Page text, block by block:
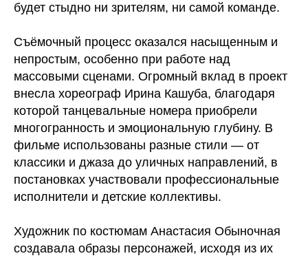
будет стыдно ни зрителям, ни самой команде.
Съёмочный процесс оказался насыщенным и
непростым, особенно при работе над
массовыми сценами. Огромный вклад в проект
внесла хореограф Ирина Кашуба, благодаря
которой танцевальные номера приобрели
многогранность и эмоциональную глубину. В
фильме использованы разные стили — от
классики и джаза до уличных направлений, в
постановках участвовали профессиональные
исполнители и детские коллективы.
Художник по костюмам Анастасия Обыночная
создавала образы персонажей, исходя из их